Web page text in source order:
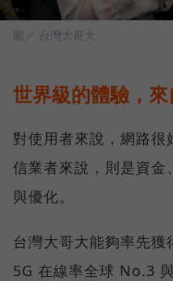
圖／ 台灣大哥大
世界級的體驗，
對使用者來說，網路
信業者來說，則是資金
與優化。
台灣大哥大能夠率先
5G 在線率全球 No.3